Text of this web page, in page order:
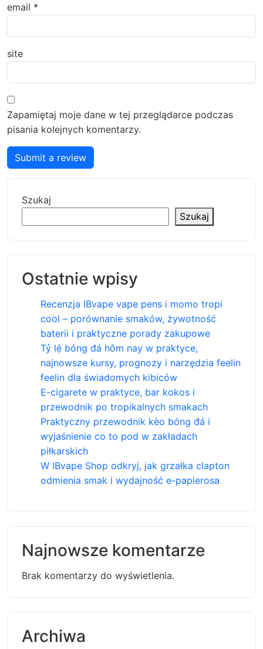
email *
site
Zapamiętaj moje dane w tej przeglądarce podczas
pisania kolejnych komentarzy.
Submit a review
Szukaj
Szukaj
Ostatnie wpisy
Recenzja IBvape vape pens i momo tropi
cool – porównanie smaków, żywotność
baterii i praktyczne porady zakupowe
Tỷ lệ bóng đá hôm nay w praktyce,
najnowsze kursy, prognozy i narzędzia feelin
feelin dla świadomych kibiców
E-cigarete w praktyce, bar kokos i
przewodnik po tropikalnych smakach
Praktyczny przewodnik kèo bóng đá i
wyjaśnienie co to pod w zakładach
piłkarskich
W IBvape Shop odkryj, jak grzałka clapton
odmienia smak i wydajność e-papierosa
Najnowsze komentarze
Brak komentarzy do wyświetlenia.
Archiwa